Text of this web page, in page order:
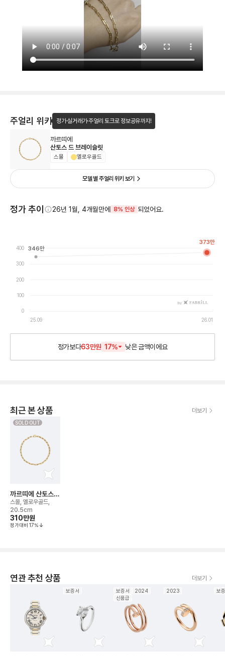
주얼리 위키 정가·실거래가·주얼리 토크로 정보공유까지!
까르띠에
산토스 드 브레이슬릿
스몰 옐로우골드
모델 별 주얼리 위키 보기
정가 추이 26년 1월, 4개월만에 8% 인상 되었어요.
0
100
200
300
400
25.09 26.01
by
346만
373만
정가보다63만원 17% 낮은금액이에요
최근 본 상품 더보기
SOLD OUT
까르띠에 산토스
드 브레이슬릿
스몰, 옐로우골드,
20.5cm
310만원
정가대비 17%
연관 추천 상품 더보기
보증서 보증서
2024
신품급
2023 보